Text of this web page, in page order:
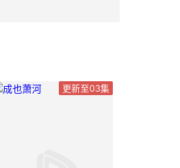
更新至03集